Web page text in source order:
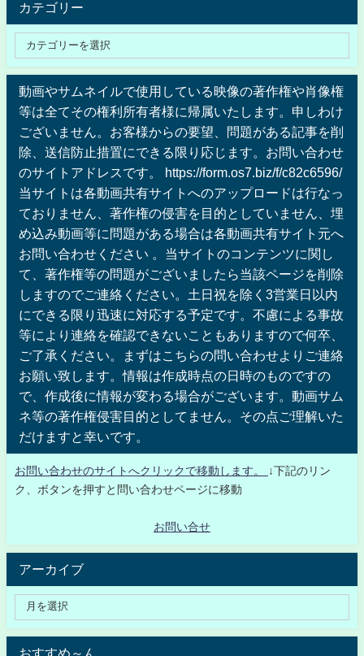
カテゴリー
動画やサムネイルで使用している映像の著作権や肖像権
等は全てその権利所有者様に帰属いたします。申しわけ
ございません。お客様からの要望、問題がある記事を削
除、送信防止措置にできる限り応じます。お問い合わせ
のサイトアドレスです。 https://form.os7.biz/f/c82c6596/
当サイトは各動画共有サイトへのアップロードは行なっ
ておりません、著作権の侵害を目的としていません、埋
め込み動画等に問題がある場合は各動画共有サイト元へ
お問い合わせください 。当サイトのコンテンツに関し
て、著作権等の問題がございましたら当該ページを削除
しますのでご連絡ください。土日祝を除く3営業日以内
にできる限り迅速に対応する予定です。不慮による事故
等により連絡を確認できないこともありますので何卒、
ご了承ください。まずはこちらの問い合わせよりご連絡
お願い致します。情報は作成時点の日時のものですの
で、作成後に情報が変わる場合がございます。動画サム
ネ等の著作権侵害目的としてません。その点ご理解いた
だけますと幸いです。
お問い合わせのサイトへクリックで移動します。
↓下記のリン
ク、ボタンを押すと問い合わせページに移動
お問い合せ
アーカイブ
おすすめ～ん